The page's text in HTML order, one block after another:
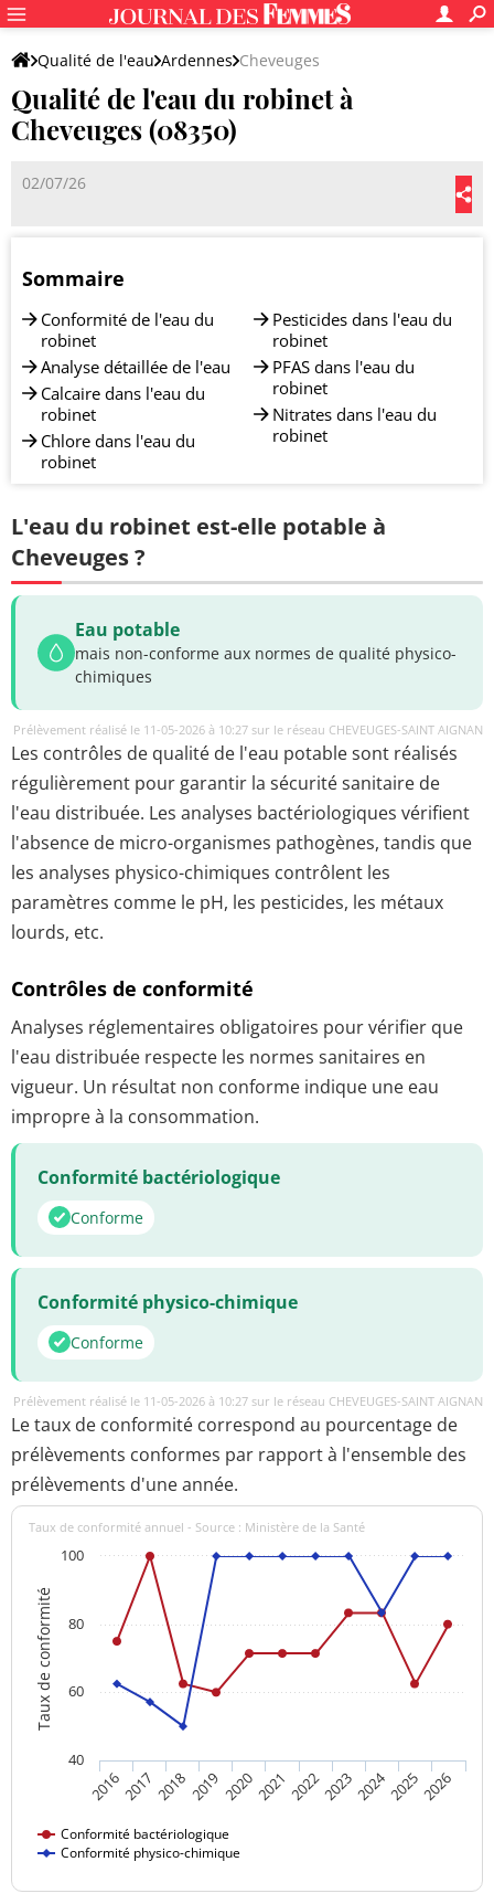
Qualité de l'eau Ardennes Cheveuges
Qualité de l'eau du robinet à
Cheveuges (08350)
02/07/26
Sommaire
Conformité de l'eau du
robinet
Analyse détaillée de l'eau
Calcaire dans l'eau du
robinet
Chlore dans l'eau du
robinet
Pesticides dans l'eau du
robinet
PFAS dans l'eau du
robinet
Nitrates dans l'eau du
robinet
L'eau du robinet est-elle potable à
Cheveuges ?
Eau potable
mais non-conforme aux normes de qualité physico-
chimiques
Prélèvement réalisé le 11-05-2026 à 10:27 sur le réseau CHEVEUGES-SAINT AIGNAN
Les contrôles de qualité de l'eau potable sont réalisés
régulièrement pour garantir la sécurité sanitaire de
l'eau distribuée. Les analyses bactériologiques vérifient
l'absence de micro-organismes pathogènes, tandis que
les analyses physico-chimiques contrôlent les
paramètres comme le pH, les pesticides, les métaux
lourds, etc.
Contrôles de conformité
Analyses réglementaires obligatoires pour vérifier que
l'eau distribuée respecte les normes sanitaires en
vigueur. Un résultat non conforme indique une eau
impropre à la consommation.
Conformité bactériologique
Conforme
Conformité physico-chimique
Conforme
Prélèvement réalisé le 11-05-2026 à 10:27 sur le réseau CHEVEUGES-SAINT AIGNAN
Le taux de conformité correspond au pourcentage de
prélèvements conformes par rapport à l'ensemble des
prélèvements d'une année.
Taux de conformité
Taux de conformité annuel - Source : Ministère de la Santé
Conformité bactériologique
Conformité physico-chimique
20162017 201820192020202120222023202420252026
40
60
80
100